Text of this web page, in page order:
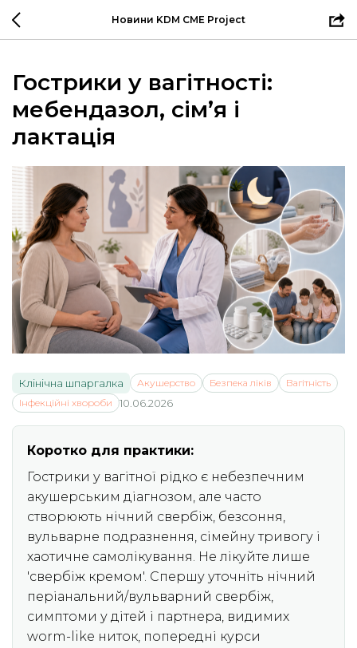
Новини KDM CME Project
Гострики у вагітності:
мебендазол, сім’я і
лактація
Клінічна шпаргалка Акушерство Безпека ліків
Вагітність
Інфекційні хвороби
10.06.2026
Коротко для практики:
Гострики у вагітної рідко є небезпечним
акушерським діагнозом, але часто
створюють нічний свербіж, безсоння,
вульварне подразнення, сімейну тривогу і
хаотичне самолікування. Не лікуйте лише
'свербіж кремом'. Спершу уточніть нічний
періанальний/вульварний свербіж,
симптоми у дітей і партнера, видимих
worm-like ниток, попередні курси